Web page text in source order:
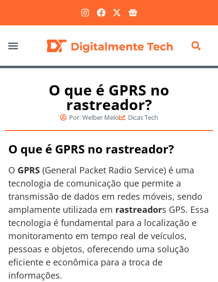
O que é GPRS no
rastreador?
Por:Welber Melo Dicas Tech
O que é GPRS no rastreador?
O GPRS (General Packet Radio Service) é uma
tecnologia de comunicação que permite a
transmissão de dados em redes móveis, sendo
amplamente utilizada em rastreadors GPS. Essa
tecnologia é fundamental para a localização e
monitoramento em tempo real de veículos,
pessoas e objetos, oferecendo uma solução
eficiente e econômica para a troca de
informações.